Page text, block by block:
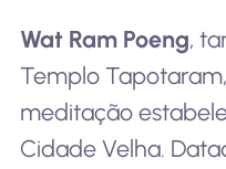
Wat Ram Poeng,
Templo
meditação
Cidade Velha.